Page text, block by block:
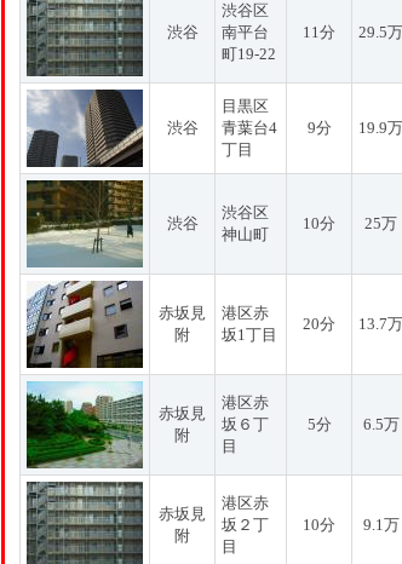
渋谷
渋谷区
南平台
町19-22
11分 29.5万
渋谷
目黒区
青葉台4
丁目
9分 19.9万
渋谷
渋谷区
神山町
10分 25万
赤坂見
附
港区赤
坂1丁目
20分 13.7万
赤坂見
附
港区赤
坂６丁
目
5分 6.5万
赤坂見
附
港区赤
坂２丁
目
10分 9.1万